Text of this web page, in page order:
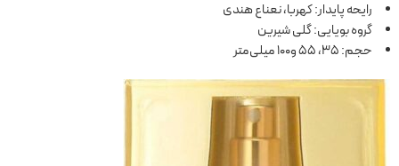
رایحه پایدار: کهربا، نعناع هندی
گروه بویایی: گلی شیرین
حجم: 35، 55 و100 میلی‌متر